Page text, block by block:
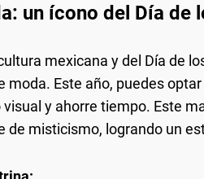
un ícono del Día de
mexicana y del Día de
moda. Este año, puedes
y ahorre tiempo. Este
de misticismo, logrando un